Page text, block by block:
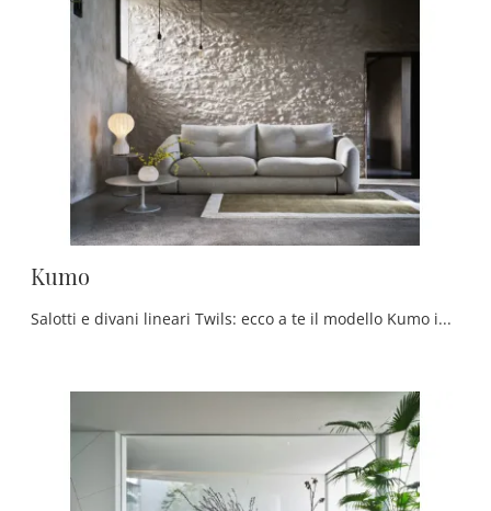
Kumo
Salotti e divani lineari Twils: ecco a te il modello Kumo in tessuto per completare il soggiorno.